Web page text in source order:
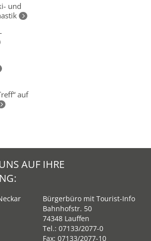
und
auf
AUF IHRE
Bürgerbüro mit Tourist-Info
Bahnhofstr. 50
74348 Lauffen
Tel.:07133/2077-0
Fax: 07133/2077-10